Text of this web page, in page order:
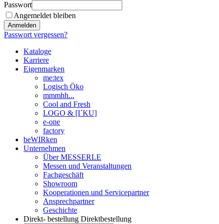
Passwort
Angemeldet bleiben
Anmelden
Passwort vergessen?
Kataloge
Karriere
Eigenmarken
me:tex
Logisch Öko
mmmhh...
Cool and Fresh
LOGO & [I´KU]
e-one
factory
beWIRken
Unternehmen
Über MESSERLE
Messen und Veranstaltungen
Fachgeschäft
Showroom
Kooperationen und Servicepartner
Ansprechpartner
Geschichte
Direkt- bestellung Direktbestellung